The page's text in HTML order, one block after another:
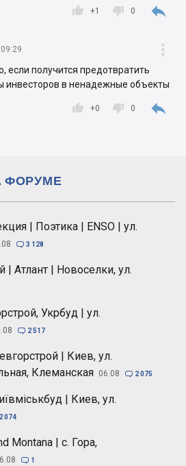

 0
 +1

если получится предотвратить
инвесторов в ненадежные объекты

 0
 +0
| Поэтика | ENSO | ул.
 3 128
| Атлант | Новоселки, ул.
Укрбуд | ул.
 2 517
| Киев, ул.
Клеманская 06.08  2 075
| Киев, ул.
2 074
Montana | с. Гора,
 1
ФОРУМЕ